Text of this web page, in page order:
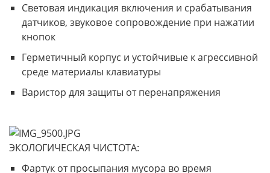
Световая индикация включения и срабатывания
датчиков, звуковое сопровождение при нажатии
кнопок
Герметичный корпус и устойчивые к агрессивной
среде материалы клавиатуры
Варистор для защиты от перенапряжения
ЭКОЛОГИЧЕСКАЯ ЧИСТОТА:
Фартук от просыпания мусора во время